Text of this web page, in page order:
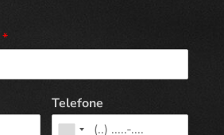
*
Telefone